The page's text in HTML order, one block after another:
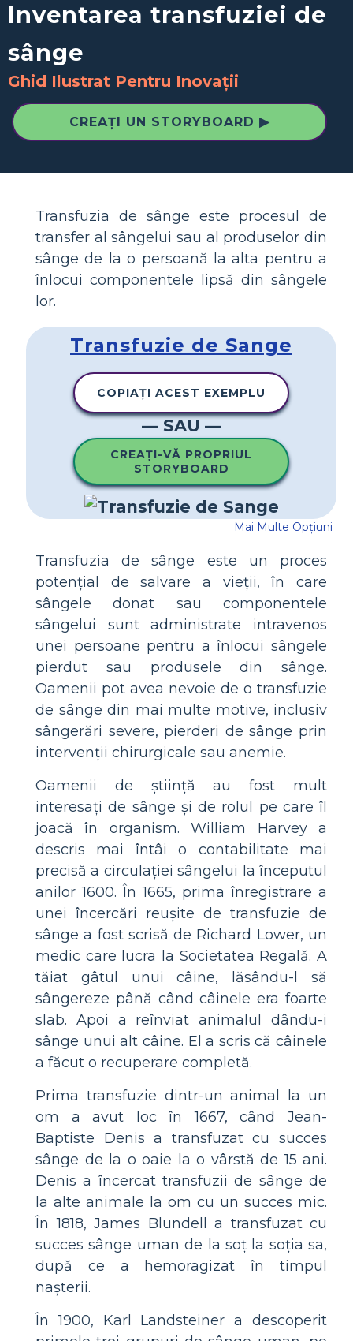
Inventarea transfuziei de
sânge
Ghid Ilustrat Pentru Inovații
CREAȚI UN STORYBOARD ▶
Transfuzia de sânge este procesul de
transfer al sângelui sau al produselor din
sânge de la o persoană la alta pentru a
înlocui componentele lipsă din sângele
lor.
Transfuzie de Sange
COPIAȚI ACEST EXEMPLU
— SAU —
CREAȚI-VĂ PROPRIUL
STORYBOARD
Mai Multe Opțiuni
Transfuzia de sânge este un proces
potențial de salvare a vieții, în care
sângele donat sau componentele
sângelui sunt administrate intravenos
unei persoane pentru a înlocui sângele
pierdut sau produsele din sânge.
Oamenii pot avea nevoie de o transfuzie
de sânge din mai multe motive, inclusiv
sângerări severe, pierderi de sânge prin
intervenții chirurgicale sau anemie.
Oamenii de știință au fost mult
interesați de sânge și de rolul pe care îl
joacă în organism. William Harvey a
descris mai întâi o contabilitate mai
precisă a circulației sângelui la începutul
anilor 1600. În 1665, prima înregistrare a
unei încercări reușite de transfuzie de
sânge a fost scrisă de Richard Lower, un
medic care lucra la Societatea Regală. A
tăiat gâtul unui câine, lăsându-l să
sângereze până când câinele era foarte
slab. Apoi a reînviat animalul dându-i
sânge unui alt câine. El a scris că câinele
a făcut o recuperare completă.
Prima transfuzie dintr-un animal la un
om a avut loc în 1667, când Jean-
Baptiste Denis a transfuzat cu succes
sânge de la o oaie la o vârstă de 15 ani.
Denis a încercat transfuzii de sânge de
la alte animale la om cu un succes mic.
În 1818, James Blundell a transfuzat cu
succes sânge uman de la soț la soția sa,
după ce a hemoragizat în timpul
nașterii.
În 1900, Karl Landsteiner a descoperit